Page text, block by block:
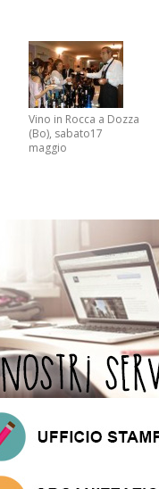
Vino in Rocca a Dozza
(Bo), sabato17
maggio